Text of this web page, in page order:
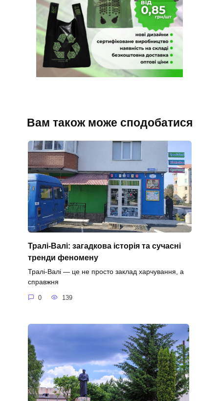
Вам також може сподобатися
Тралі-Валі: загадкова історія та сучасні
тренди феномену
Тралі-Валі — це не просто заклад харчування, а
справжня
0 139